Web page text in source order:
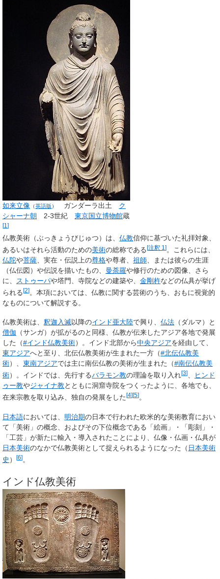
如来立像 （英語版 ） ガンダーラ出土 ク
シャーナ朝 2-3世紀 東京国立博物館蔵
[1 ]
仏教美術 （ぶっきょうびじゅつ）は、 仏教信仰に基づいた礼拝対象、
あるいはそれら活動のための美術の総称である[注釈 1 ]。これらには、
仏陀や菩薩 、実在・伝説上の尊格や尊者、 祖師 、または彼らの生涯
（仏伝図）や伝説を描いたもの、 曼荼羅や修行のための図像、さら
に、
ストゥーパや塔門、寺院などの建築や、 金剛杵などの仏具が挙げ
られる[2]。本項においては、仏教に関する芸術のうち、おもに視覚的
なものについて解説する。
仏教美術は、 釈迦入滅以降のインド亜大陸で興り、 仏法 （ダルマ）と
僧伽 （サンガ）が拡がるのと同様、仏教が伝来したアジア各地で発展
した（#インド仏教美術）。インド北部から中央アジアを経由して、
東アジアへと至り、北伝仏教美術が生まれた一方（#北伝仏教美
術）、 東南アジアでは主に南伝仏教の美術が生まれた（#南伝仏教美
術）。インドでは、先行するバラモン教の理論を取り入れ[3]、
ヒンド
ゥー教やジャイナ教とともに洞窟寺院をつくったように、各地でも、
在来宗教を取り込み、独自の発展をした [4][5]。
日本語においては、 明治期の日本で行われた欧米的な美術教育におい
て「美術」の概念、およびその下位概念である「絵画」・「彫刻」・
「工芸」が新たに輸入・導入されたことにより、仏像・仏画・仏具が
日本美術のなかで仏教美術として捉えられるようになった（ 日本美術
史 ） [6]。
インド仏教美術